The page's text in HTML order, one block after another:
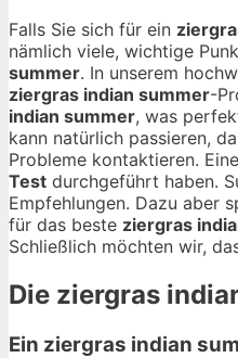
Falls Sie sich für ein
nämlich viele, wichtige
summer. In unserem
ziergras indian summer-
indian summer, was
kann natürlich passieren,
Probleme kontaktieren.
Test durchgeführt haben.
Empfehlungen. Dazu aber
für das beste ziergras
Schließlich möchten wir,
Die ziergras
Ein ziergras indian